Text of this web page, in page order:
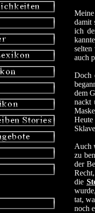
damit
ich
auch
Doch
dem
nackt
Auch
zu
der
die
tat,
noch